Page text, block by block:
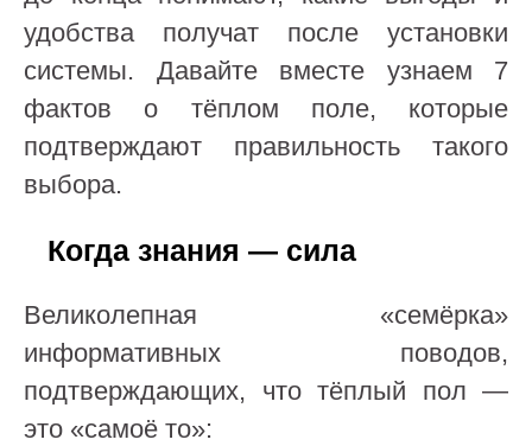
удобства получат после установки
системы. Давайте вместе узнаем 7
фактов о тёплом поле, которые
подтверждают правильность такого
выбора.
Когда знания — сила
Великолепная «семёрка»
информативных поводов,
подтверждающих, что тёплый пол —
это «самоё то»: